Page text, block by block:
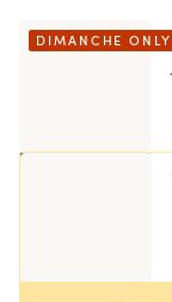
DIMANCHE ONLY